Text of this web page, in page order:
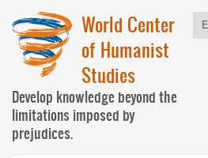
para
conteúdo
principal
World Center
of Humanist
Studies
Develop knowledge beyond the
limitations imposed by
prejudices.